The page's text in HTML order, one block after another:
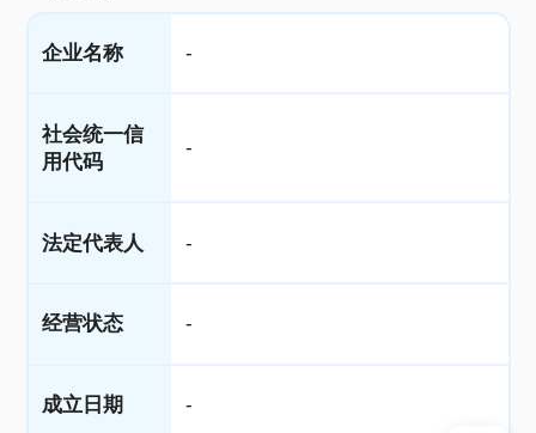
企业名称 -
社会统一信
用代码
-
法定代表人 -
经营状态 -
成立日期 -